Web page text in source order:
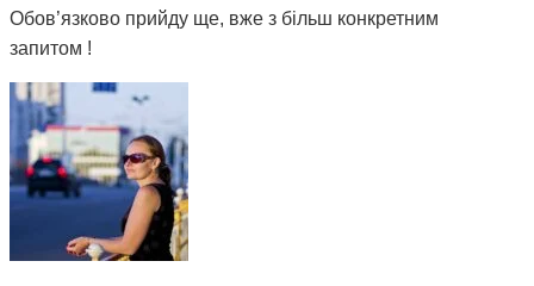
Обов’язково прийду ще, вже з більш конкретним
запитом !